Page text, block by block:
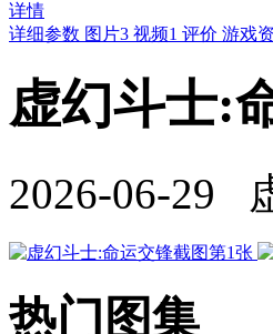
详情
详细参数 图片3 视频1 评价 游戏
虚幻斗士:
2026-06-29
热门图集